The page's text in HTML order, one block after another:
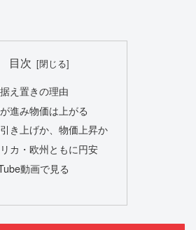
目次
え置きの理由
進み物価は上がる
き上げか、物価上昇か
カ・欧州ともに円安
動画で見る